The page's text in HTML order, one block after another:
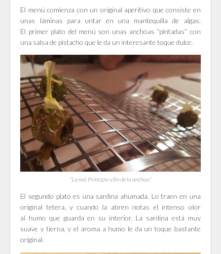
El menú comienza con un original aperitivo que consiste en
unas láminas para untar en una mantequilla de algas.
El primer plato del menú son unas anchoas “pintadas” con
una salsa de pistacho que le da un interesante toque dulce.
“La red, Principio y fin de la anchoa”
El segundo plato es una sardina ahumada. Lo traen en una
original tetera, y cuando la abren notas el intenso olor
al humo que guarda en su interior. La sardina está muy
suave y tierna, y el aroma a humo le da un toque bastante
original.